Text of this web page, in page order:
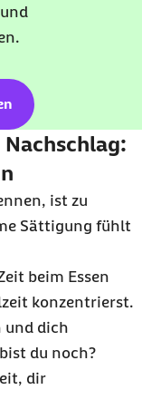
ist zu
Sättigung fühlt
beim Essen
konzentrierst.
und dich
du noch?
dir